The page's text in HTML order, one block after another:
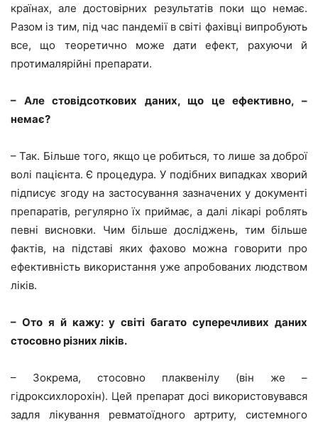
країнах, але достовірних результатів поки що немає.
Разом із тим, під час пандемії в світі фахівці випробують
все, що теоретично може дати ефект, рахуючи й
протималярійні препарати.
– Але стовідсоткових даних, що це ефективно, –
немає?
– Так. Більше того, якщо це робиться, то лише за доброї
волі пацієнта. Є процедура. У подібних випадках хворий
підписує згоду на застосування зазначених у документі
препаратів, регулярно їх приймає, а далі лікарі роблять
певні висновки. Чим більше досліджень, тим більше
фактів, на підставі яких фахово можна говорити про
ефективність використання уже апробованих людством
ліків.
– Ото я й кажу: у світі багато суперечливих даних
стосовно різних ліків.
– Зокрема, стосовно плаквенілу (він же –
гідроксихлорохін). Цей препарат досі використовувався
задля лікування ревматоїдного артриту, системного